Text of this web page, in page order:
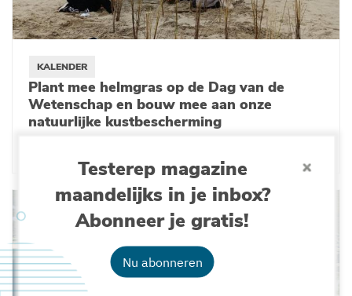
Testerep magazine
maandelijks in je inbox?
Abonneer je gratis!
Nu abonneren
KALENDER
Plant mee helmgras op de Dag van de
Wetenschap en bouw mee aan onze
natuurlijke kustbescherming